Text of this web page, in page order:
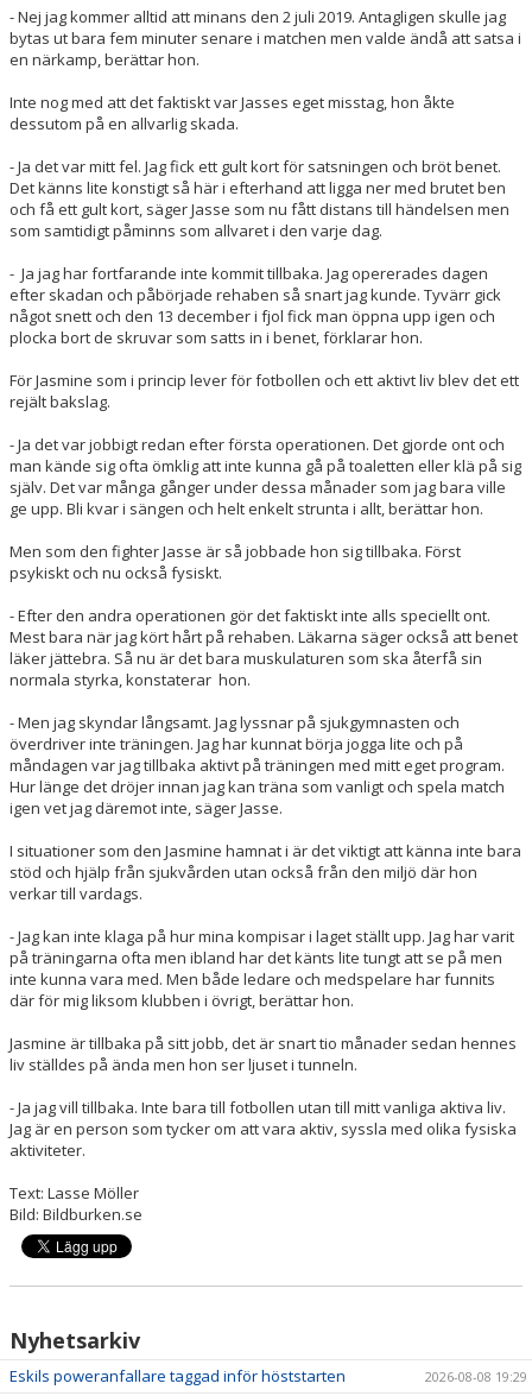
- Nej jag kommer alltid att minans den 2 juli 2019. Antagligen skulle jag
bytas ut bara fem minuter senare i matchen men valde ändå att satsa i
en närkamp, berättar hon.
Inte nog med att det faktiskt var Jasses eget misstag, hon åkte
dessutom på en allvarlig skada.
- Ja det var mitt fel. Jag fick ett gult kort för satsningen och bröt benet.
Det känns lite konstigt så här i efterhand att ligga ner med brutet ben
och få ett gult kort, säger Jasse som nu fått distans till händelsen men
som samtidigt påminns som allvaret i den varje dag.
- Ja jag har fortfarande inte kommit tillbaka. Jag opererades dagen
efter skadan och påbörjade rehaben så snart jag kunde. Tyvärr gick
något snett och den 13 december i fjol fick man öppna upp igen och
plocka bort de skruvar som satts in i benet, förklarar hon.
För Jasmine som i princip lever för fotbollen och ett aktivt liv blev det ett
rejält bakslag.
- Ja det var jobbigt redan efter första operationen. Det gjorde ont och
man kände sig ofta ömklig att inte kunna gå på toaletten eller klä på sig
själv. Det var många gånger under dessa månader som jag bara ville
ge upp. Bli kvar i sängen och helt enkelt strunta i allt, berättar hon.
Men som den fighter Jasse är så jobbade hon sig tillbaka. Först
psykiskt och nu också fysiskt.
- Efter den andra operationen gör det faktiskt inte alls speciellt ont.
Mest bara när jag kört hårt på rehaben. Läkarna säger också att benet
läker jättebra. Så nu är det bara muskulaturen som ska återfå sin
normala styrka, konstaterar hon.
- Men jag skyndar långsamt. Jag lyssnar på sjukgymnasten och
överdriver inte träningen. Jag har kunnat börja jogga lite och på
måndagen var jag tillbaka aktivt på träningen med mitt eget program.
Hur länge det dröjer innan jag kan träna som vanligt och spela match
igen vet jag däremot inte, säger Jasse.
I situationer som den Jasmine hamnat i är det viktigt att känna inte bara
stöd och hjälp från sjukvården utan också från den miljö där hon
verkar till vardags.
- Jag kan inte klaga på hur mina kompisar i laget ställt upp. Jag har varit
på träningarna ofta men ibland har det känts lite tungt att se på men
inte kunna vara med. Men både ledare och medspelare har funnits
där för mig liksom klubben i övrigt, berättar hon.
Jasmine är tillbaka på sitt jobb, det är snart tio månader sedan hennes
liv ställdes på ända men hon ser ljuset i tunneln.
- Ja jag vill tillbaka. Inte bara till fotbollen utan till mitt vanliga aktiva liv.
Jag är en person som tycker om att vara aktiv, syssla med olika fysiska
aktiviteter.
Text: Lasse Möller
Bild: Bildburken.se
Nyhetsarkiv
Eskils poweranfallare taggad inför höststarten 2026-08-08 19:29